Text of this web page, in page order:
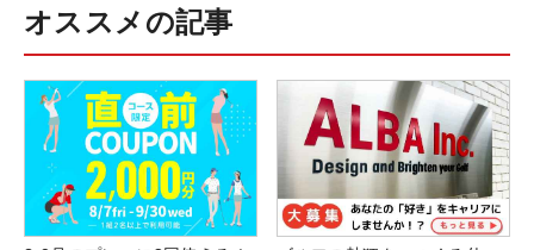
オススメの記事